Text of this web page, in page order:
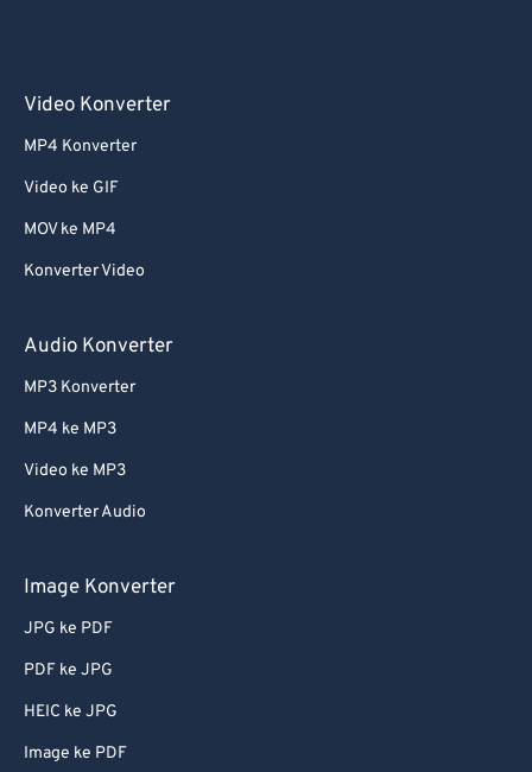
Video Konverter
MP4 Konverter
Video ke GIF
MOV ke MP4
Konverter Video
Audio Konverter
MP3 Konverter
MP4 ke MP3
Video ke MP3
Konverter Audio
Image Konverter
JPG ke PDF
PDF ke JPG
HEIC ke JPG
Image ke PDF